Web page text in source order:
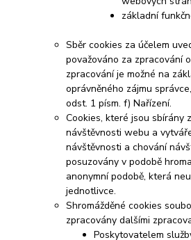
základní
Sběr cookies za účelem
považováno za zpracování
zpracování je možné na
oprávněného zájmu
odst. 1 písm. f) Nařízení.
Cookies, které jsou sbírány
návštěvnosti webu a
návštěvnosti a chování
posuzovány v podobě
anonymní podobě, která
jednotlivce.
Shromážděné cookies
zpracovány dalšími
Poskytovatelem